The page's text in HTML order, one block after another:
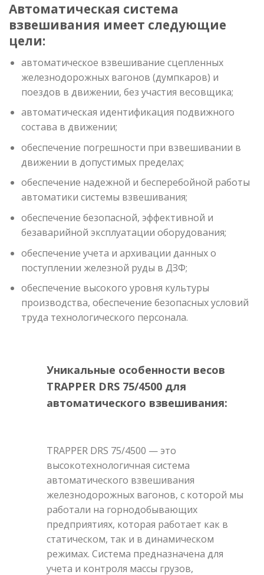
Автоматическая система
взвешивания имеет следующие
цели:
автоматическое взвешивание сцепленных
железнодорожных вагонов (думпкаров) и
поездов в движении, без участия весовщика;
автоматическая идентификация подвижного
состава в движении;
обеспечение погрешности при взвешивании в
движении в допустимых пределах;
обеспечение надежной и бесперебойной работы
автоматики системы взвешивания;
обеспечение безопасной, эффективной и
безаварийной эксплуатации оборудования;
обеспечение учета и архивации данных о
поступлении железной руды в ДЗФ;
обеспечение высокого уровня культуры
производства, обеспечение безопасных условий
труда технологического персонала.
Уникальные особенности весов
TRAPPER DRS 75/4500 для
автоматического взвешивания:
TRAPPER DRS 75/4500 — это
высокотехнологичная система
автоматического взвешивания
железнодорожных вагонов, с которой мы
работали на горнодобывающих
предприятиях, которая работает как в
статическом, так и в динамическом
режимах. Система предназначена для
учета и контроля массы грузов,